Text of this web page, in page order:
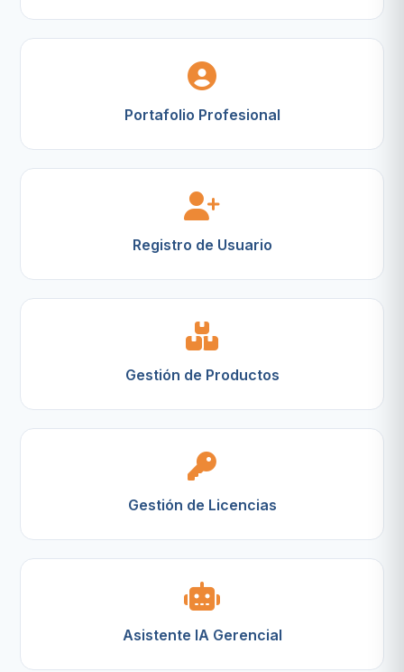
Portafolio Profesional
Registro de Usuario
Gestión de Productos
Gestión de Licencias
Asistente IA Gerencial